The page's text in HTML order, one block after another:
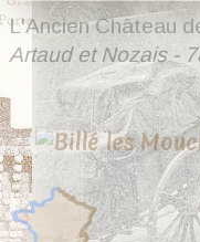
L'Ancien Château
Artaud et Nozais -